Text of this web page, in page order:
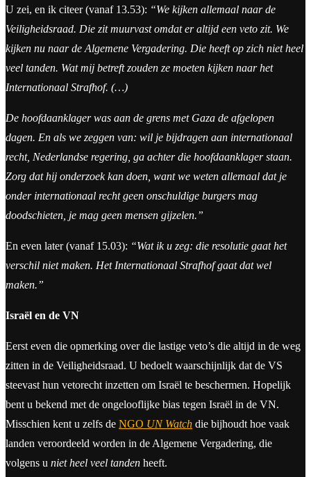
U zei, en ik citeer (vanaf 13.53): “We kijken allemaal naar de
Veiligheidsraad. Die zit muurvast omdat er altijd een veto zit. We
kijken nu naar de Algemene Vergadering. Die heeft op zich niet heel
veel tanden. Wat mij betreft zouden ze moeten kijken naar het
Internationaal Strafhof. (…)
De hoofdaanklager was aan de grens met Gaza de afgelopen
dagen. En als we zeggen van: wil je bijdragen aan internationaal
recht, Nederlandse regering, ga achter die hoofdaanklager staan.
Zorg dat hij onderzoek kan doen, want we weten allemaal dat je
onder internationaal recht geen onschuldige burgers mag
doodschieten, je mag geen mensen gijzelen.”
En even later (vanaf 15.03): “Wat ik u zeg: die resolutie gaat het
verschil niet maken. Het Internationaal Strafhof gaat dat wel
maken.”
Israël en de VN
Eerst even die opmerking over die lastige veto’s die altijd in de weg
zitten in de Veiligheidsraad. U bedoelt waarschijnlijk dat de VS
steevast hun vetorecht inzetten om Israël te beschermen. Hopelijk
bent u bekend met de ongelooflijke bias tegen Israël in de VN.
Misschien kent u zelfs de NGO UN Watch die bijhoudt hoe vaak
landen veroordeeld worden in de Algemene Vergadering, die
volgens u niet heel veel tanden heeft.